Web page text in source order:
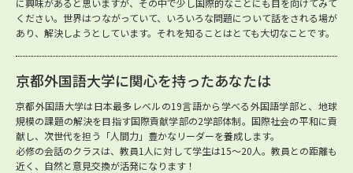
に興味があると思いますが、その中で少し国際的なことにも目を向けてみて
ください。世界はつながっていて、いろいろな問題について話をされる場が
あり、解決しようとしています。それを知ることはとても大切なことです。
京都外国語大学に関心を持ったあなたは
京都外国語大学は日本最多レベルの19言語から学べる外国語学部と、地球
規模の課題の解決を目指す国際貢献学部の2学部体制。国際社会の平和に貢
献し、次世代を担う「人間力」豊かなリーダーを養成します。
必修の会話のクラスは、教員1人に対して学生は15～20人。教員との距離も
近く、自然と意見交換が活発になります！